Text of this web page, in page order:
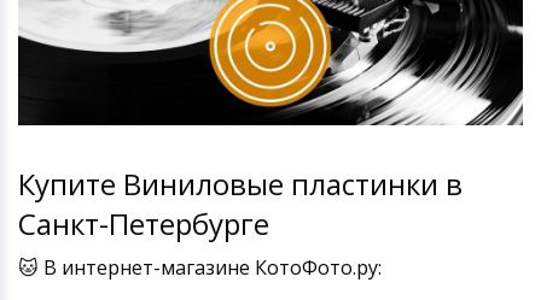
Купите Виниловые пластинки в
Санкт-Петербурге
🐱 В интернет-магазине КотоФото.ру: